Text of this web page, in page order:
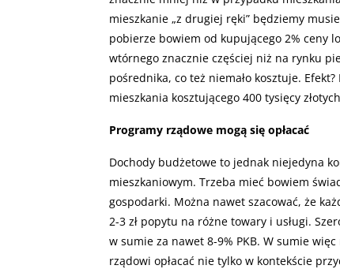
mieszkanie „z drugiej ręki” będziemy
pobierze bowiem od kupującego 2% ceny
wtórnego znacznie częściej niż na rynku
pośrednika, co też niemało kosztuje.
mieszkania kosztującego 400 tysięcy
Programy rządowe mogą się opłacać
Dochody budżetowe to jednak niejedyna
mieszkaniowym. Trzeba mieć bowiem
gospodarki. Można nawet szacować, że
2-3 zł popytu na różne towary i usługi.
w sumie za nawet 8-9% PKB. W sumie
rządowi opłacać nie tylko w kontekście